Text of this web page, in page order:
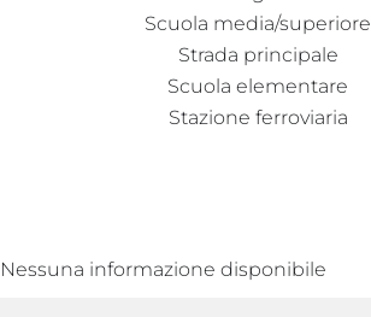
Scuola media/superiore
Strada principale
Scuola elementare
Stazione ferroviaria
Nessuna informazione disponibile